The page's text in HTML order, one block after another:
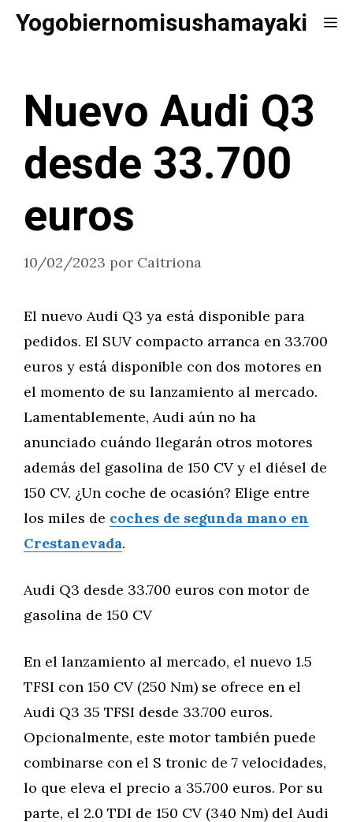
SaltarYogobiernomisushamayaki
Nuevo Audi Q3
desde 33.700
euros
10/02/2023 por Caitriona
El nuevo Audi Q3 ya está disponible para
pedidos. El SUV compacto arranca en 33.700
euros y está disponible con dos motores en
el momento de su lanzamiento al mercado.
Lamentablemente, Audi aún no ha
anunciado cuándo llegarán otros motores
además del gasolina de 150 CV y el diésel de
150 CV. ¿Un coche de ocasión? Elige entre
los miles de coches de segunda mano en
Crestanevada.
Audi Q3 desde 33.700 euros con motor de
gasolina de 150 CV
En el lanzamiento al mercado, el nuevo 1.5
TFSI con 150 CV (250 Nm) se ofrece en el
Audi Q3 35 TFSI desde 33.700 euros.
Opcionalmente, este motor también puede
combinarse con el S tronic de 7 velocidades,
lo que eleva el precio a 35.700 euros. Por su
parte, el 2.0 TDI de 150 CV (340 Nm) del Audi